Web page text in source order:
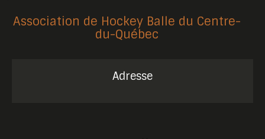
Association de Hockey Balle du Centre-
du-Québec
Adresse